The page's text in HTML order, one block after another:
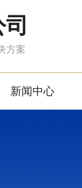
方案
新闻中心